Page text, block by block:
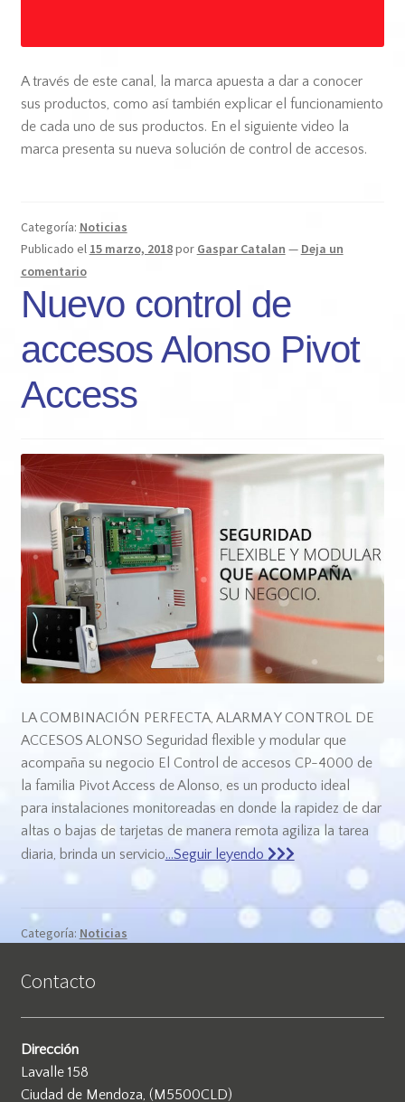
A través de este canal, la marca apuesta a dar a conocer
sus productos, como así también explicar el funcionamiento
de cada uno de sus productos. En el siguiente video la
marca presenta su nueva solución de control de accesos.
Categoría: Noticias
Publicado el 15 marzo, 2018por Gaspar Catalan — Deja un
comentario
Nuevo control de
accesos Alonso Pivot
Access
LA COMBINACIÓN PERFECTA, ALARMA Y CONTROL DE
ACCESOS ALONSO Seguridad flexible y modular que
acompaña su negocio El Control de accesos CP-4000 de
la familia Pivot Access de Alonso, es un producto ideal
para instalaciones monitoreadas en donde la rapidez de dar
altas o bajas de tarjetas de manera remota agiliza la tarea
diaria, brinda un servicio…Seguir leyendo
Categoría: Noticias
Contacto
Dirección
Lavalle 158
Ciudad de Mendoza, (M5500CLD)